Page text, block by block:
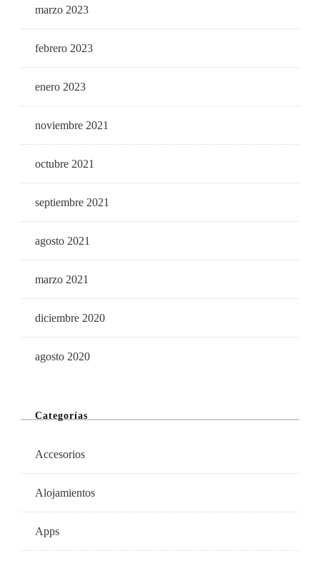
marzo 2023
febrero 2023
enero 2023
noviembre 2021
octubre 2021
septiembre 2021
agosto 2021
marzo 2021
diciembre 2020
agosto 2020
Categorías
Accesorios
Alojamientos
Apps